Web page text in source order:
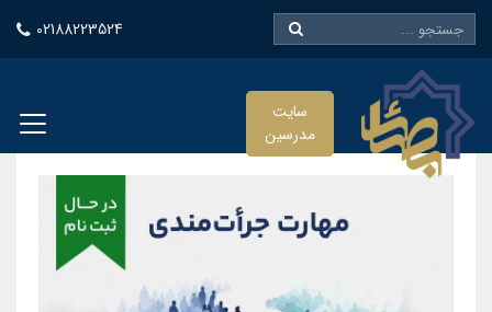
02188223524
سایت
مدرسین